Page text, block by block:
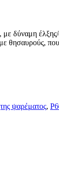
δύναμη
θησαυρούς,
ψαρέματος,